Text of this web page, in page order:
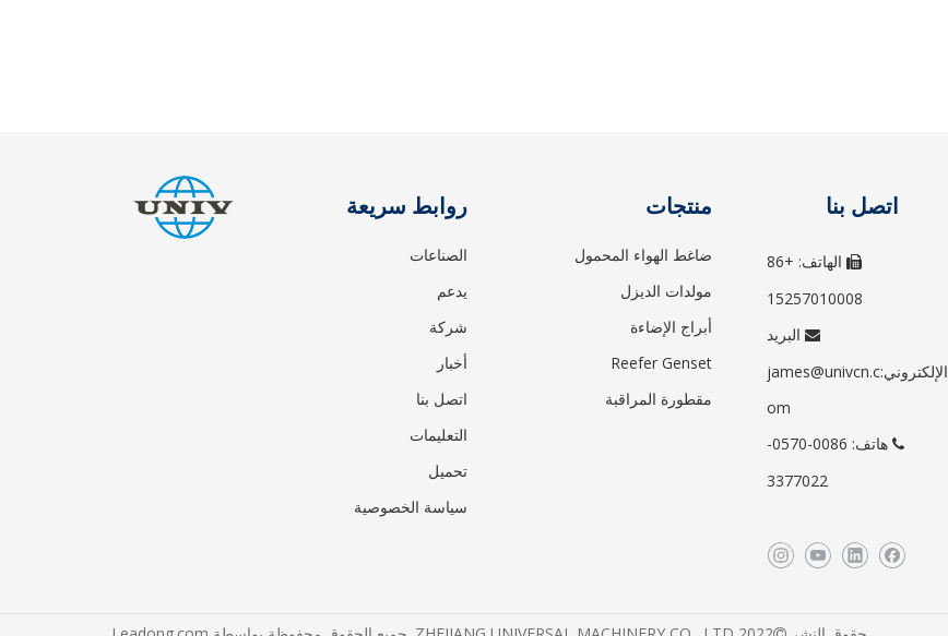
روابط سريعة
الصناعات
يدعم
شركة
أخبار
اتصل بنا
التعليمات
تحميل
سياسة الخصوصية
منتجات
ضاغط الهواء المحمول
مولدات الديزل
أبراج الإضاءة
Reefer Genset
مقطورة المراقبة
اتصل بنا

الهاتف: +86
15257010008
 البريد
الإلكتروني:james@univcn.c
om

هاتف: 0086-0570-
3377022